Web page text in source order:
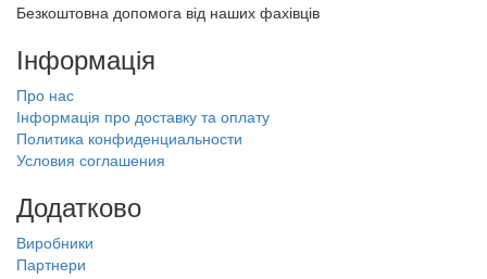
Безкоштовна допомога від наших фахівців
Інформація
Про нас
Інформація про доставку та оплату
Политика конфиденциальности
Условия соглашения
Додатково
Виробники
Партнери